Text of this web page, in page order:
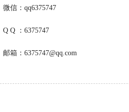
微信：qq6375747
Q Q ：6375747
邮箱：6375747@qq.com